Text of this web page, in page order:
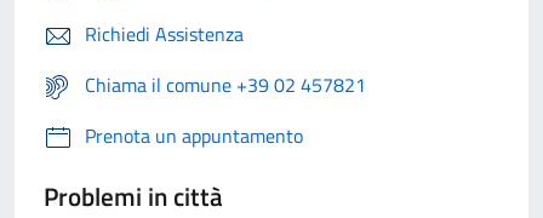
Richiedi Assistenza
Chiama il comune +39 02 457821
Prenota un appuntamento
Problemi in città